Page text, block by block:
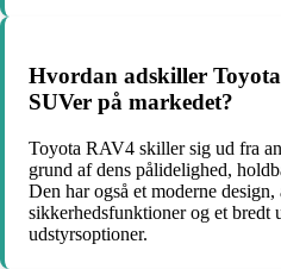
Hvordan adskiller
SUVer på markedet?
Toyota RAV4 skiller sig ud fra
grund af dens pålidelighed,
Den har også et moderne design,
sikkerhedsfunktioner og et bredt
udstyrsoptioner.